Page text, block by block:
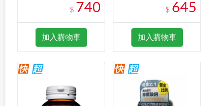
$ 740
加入購物車
$ 645
加入購物車